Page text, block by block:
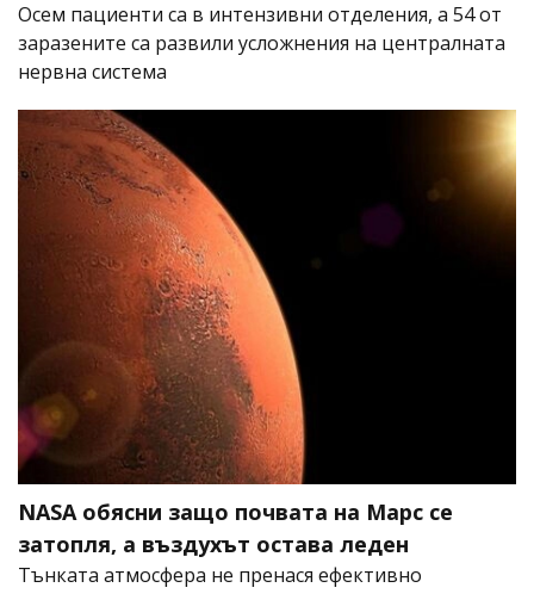
Осем пациенти са в интензивни отделения, а 54 от
заразените са развили усложнения на централната
нервна система
NASA обясни защо почвата на Марс се
затопля, а въздухът остава леден
Тънката атмосфера не пренася ефективно